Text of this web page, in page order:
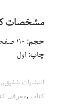
مشخصات
حجم:
چاپ: اول
انتشارات شفیق,
کتاب ,معرفی